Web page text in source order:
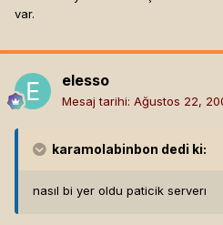
var.
elesso
Mesaj tarihi: Ağustos 22,
karamolabinbon dedi ki:
nasıl bi yer oldu paticik serverı